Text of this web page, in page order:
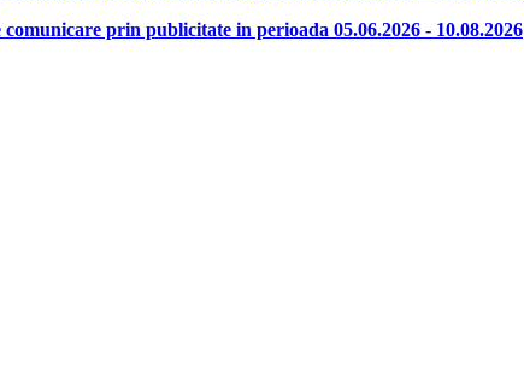
prin publicitate in perioada 05.06.2026 - 10.08.2026